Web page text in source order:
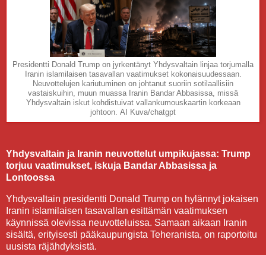
Presidentti Donald Trump on jyrkentänyt Yhdysvaltain linjaa torjumalla
Iranin islamilaisen tasavallan vaatimukset kokonaisuudessaan.
Neuvottelujen kariutuminen on johtanut suoriin sotilaallisiin
vastaiskuihin, muun muassa Iranin Bandar Abbasissa, missä
Yhdysvaltain iskut kohdistuivat vallankumouskaartin korkeaan
johtoon. AI Kuva/chatgpt
Yhdysvaltain ja Iranin neuvottelut umpikujassa: Trump
torjuu vaatimukset, iskuja Bandar Abbasissa ja
Lontoossa
Yhdysvaltain presidentti Donald Trump on hylännyt jokaisen
Iranin islamilaisen tasavallan esittämän vaatimuksen
käynnissä olevissa neuvotteluissa. Samaan aikaan Iranin
sisältä, erityisesti pääkaupungista Teheranista, on raportoitu
uusista räjähdyksistä.